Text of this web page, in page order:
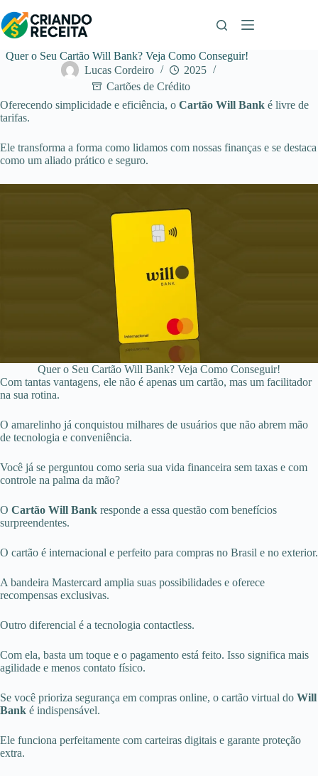
para
o
Quer o Seu Cartão Will Bank? Veja Como Conseguir!
Lucas Cordeiro
2025
Cartões de Crédito
Oferecendo simplicidade e eficiência, o Cartão Will Bank é livre de
tarifas.
Ele transforma a forma como lidamos com nossas finanças e se destaca
como um aliado prático e seguro.
Quer o Seu Cartão Will Bank? Veja Como Conseguir!
Com tantas vantagens, ele não é apenas um cartão, mas um facilitador
na sua rotina.
O amarelinho já conquistou milhares de usuários que não abrem mão
de tecnologia e conveniência.
Você já se perguntou como seria sua vida financeira sem taxas e com
controle na palma da mão?
O Cartão Will Bank responde a essa questão com benefícios
surpreendentes.
O cartão é internacional e perfeito para compras no Brasil e no exterior.
A bandeira Mastercard amplia suas possibilidades e oferece
recompensas exclusivas.
Outro diferencial é a tecnologia contactless.
Com ela, basta um toque e o pagamento está feito. Isso significa mais
agilidade e menos contato físico.
Se você prioriza segurança em compras online, o cartão virtual do Will
Bank é indispensável.
Ele funciona perfeitamente com carteiras digitais e garante proteção
extra.